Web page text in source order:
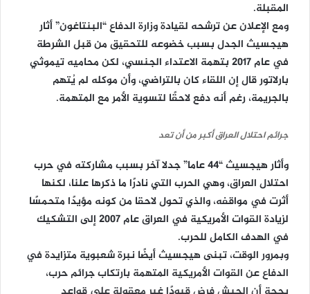
المقبلة.
ومع الإعلان عن ترشحه لقيادة وزارة الدفاع “البنتاغون” أثار
هيجسيث الجدل بسبب خضوعه للتحقيق من قبل الشرطة
في عام 2017 بتهمة الاعتداء الجنسي، لكن محاميه تيموثي
بارلاتور قال إن اللقاء كان بالتراضي، وأن موكله لم يُتهم
بالجريمة، رغم أنه دفع لاحقًا لتسوية الأمر مع المتهمة.
جرائم احتلال العراق أكبر من أن تعد
وأثار هيجسيث “44 عاما” جدلا آخر بسبب مشاركته في حرب
احتلال العراق، وهي الحرب التي نادرًا ما ذكرها علنا، لكنها
أثرت في مواقفه، والذي تحول لاحقا من كونه مؤيدًا متحمسًا
لزيادة القوات الأمريكية في العراق عام 2007 إلى التشكيك
في الهدف الكامل للحرب.
وبمرور الوقت، تبنى هيجسيث أيضًا نبرة شعبوية متزايدة في
الدفاع عن القوات الأمريكية المتهمة بارتكاب جرائم حرب،